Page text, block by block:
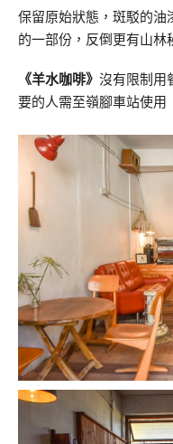
保留原始狀態，斑駁的
的一部份，反倒更有山林
《羊水咖啡》 沒有限制用
要的人需至嶺腳車站使用